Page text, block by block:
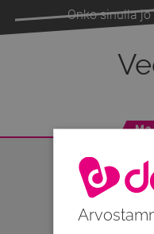
Onko sinulla jo